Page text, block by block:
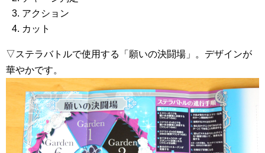
アクション
カット
▽ステラバトルで使用する「願いの決闘場」。デザインが
華やかです。